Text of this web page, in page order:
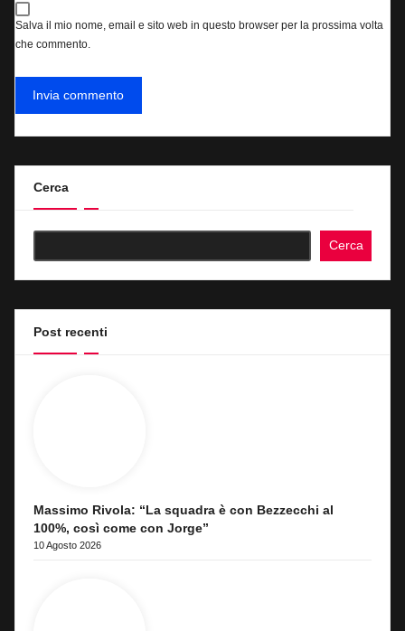
Salva il mio nome, email e sito web in questo browser per la prossima volta
che commento.
Cerca
Cerca
Post recenti
Massimo Rivola: “La squadra è con Bezzecchi al
100%, così come con Jorge”
10 Agosto 2026